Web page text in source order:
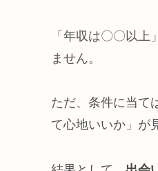
「年収は〇〇以
ません。
ただ、条件に当て
て心地いいか」が